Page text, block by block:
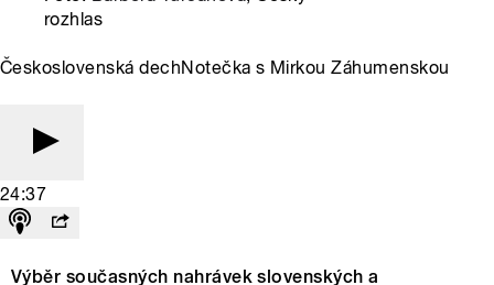
rozhlas
Československá dechNotečka s Mirkou Záhumenskou
24:37
Výběr současných nahrávek slovenských a